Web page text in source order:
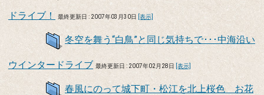
ドライブ！ 最終更新日 : 2007年03月30日 [表示]
冬空を舞う“白鳥”と同じ気持ちで･･･中海沿い
ウインタードライブ 最終更新日 : 2007年02月28日 [表示]
春風にのって城下町・松江を北上桜色 お花